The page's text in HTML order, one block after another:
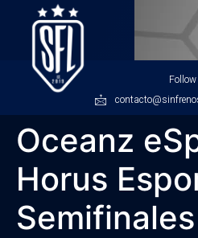
Oceanz
Horus
Semifinales